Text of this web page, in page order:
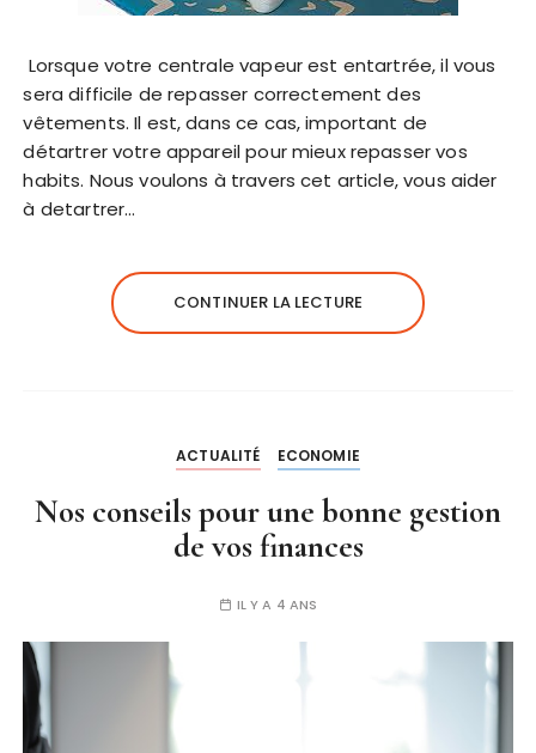
Lorsque votre centrale vapeur est entartrée, il vous
sera difficile de repasser correctement des
vêtements. Il est, dans ce cas, important de
détartrer votre appareil pour mieux repasser vos
habits. Nous voulons à travers cet article, vous aider
à detartrer…
CONTINUER LA LECTURE
ACTUALITÉ ECONOMIE
Nos conseils pour une bonne gestion
de vos finances
IL Y A 4 ANS